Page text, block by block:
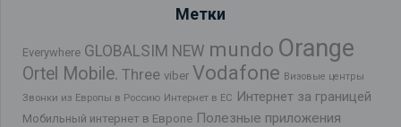
Метки
Everywhere GLOBALSIM NEW mundo Orange
Ortel Mobile. Three viber Vodafone Визовые центры
Звонки из Европы в Россию Интернет в ЕС Интернет за границей
Мобильный интернет в Европе Полезные приложения